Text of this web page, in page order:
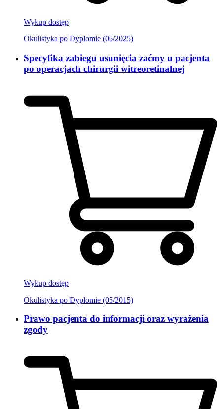
Wykup dostęp
Okulistyka po Dyplomie (06/2025)
Specyfika zabiegu usunięcia zaćmy u pacjenta
po operacjach chirurgii witreoretinalnej
Wykup dostęp
Okulistyka po Dyplomie (05/2015)
Prawo pacjenta do informacji oraz wyrażenia
zgody